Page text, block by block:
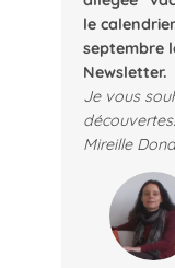
le
septembre
Newsletter.
Je vous
découvertes!
Mireille